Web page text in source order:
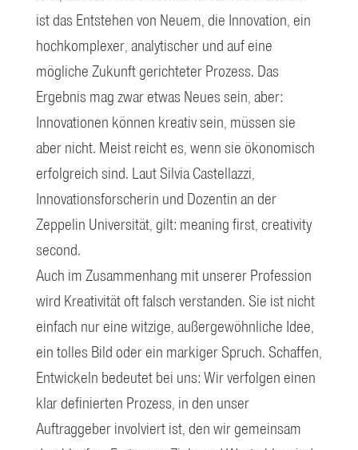
ist das Entstehen von Neuem, die Innovation, ein
hochkomplexer, analytischer und auf eine
mögliche Zukunft gerichteter Prozess. Das
Ergebnis mag zwar etwas Neues sein, aber:
Innovationen können kreativ sein, müssen sie
aber nicht. Meist reicht es, wenn sie ökonomisch
erfolgreich sind. Laut Silvia Castellazzi,
Innovationsforscherin und Dozentin an der
Zeppelin Universität, gilt: meaning first, creativity
second.
Auch im Zusammenhang mit unserer Profession
wird Kreativität oft falsch verstanden. Sie ist nicht
einfach nur eine witzige, außergewöhnliche Idee,
ein tolles Bild oder ein markiger Spruch. Schaffen,
Entwickeln bedeutet bei uns: Wir verfolgen einen
klar definierten Prozess, in den unser
Auftraggeber involviert ist, den wir gemeinsam